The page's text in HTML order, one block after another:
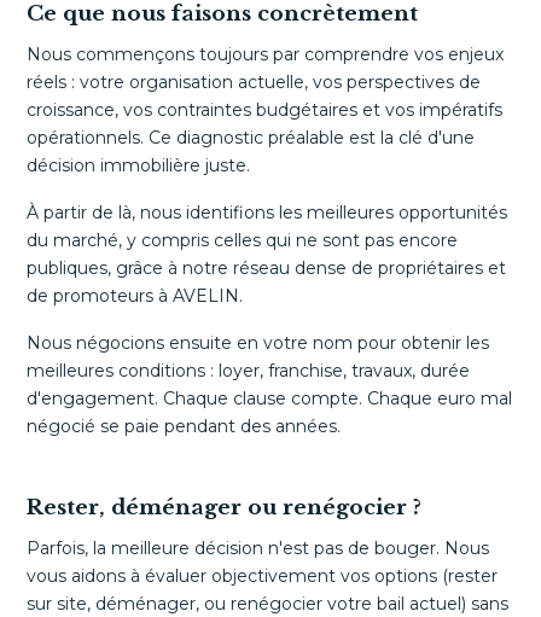
Ce que nous faisons concrètement
Nous commençons toujours par comprendre vos enjeux
réels : votre organisation actuelle, vos perspectives de
croissance, vos contraintes budgétaires et vos impératifs
opérationnels. Ce diagnostic préalable est la clé d'une
décision immobilière juste.
À partir de là, nous identifions les meilleures opportunités
du marché, y compris celles qui ne sont pas encore
publiques, grâce à notre réseau dense de propriétaires et
de promoteurs à AVELIN.
Nous négocions ensuite en votre nom pour obtenir les
meilleures conditions : loyer, franchise, travaux, durée
d'engagement. Chaque clause compte. Chaque euro mal
négocié se paie pendant des années.
Rester, déménager ou renégocier ?
Parfois, la meilleure décision n'est pas de bouger. Nous
vous aidons à évaluer objectivement vos options (rester
sur site, déménager, ou renégocier votre bail actuel) sans